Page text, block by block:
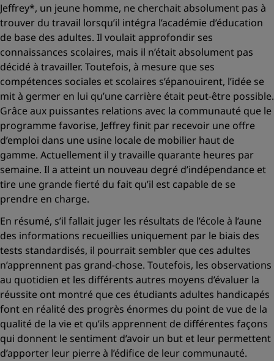
Jeffrey*, un jeune homme, ne cherchait absolument pas à
trouver du travail lorsqu’il intégra l’académie d’éducation
de base des adultes. Il voulait approfondir ses
connaissances scolaires, mais il n’était absolument pas
décidé à travailler. Toutefois, à mesure que ses
compétences sociales et scolaires s’épanouirent, l’idée se
mit à germer en lui qu’une carrière était peut-être possible.
Grâce aux puissantes relations avec la communauté que le
programme favorise, Jeffrey finit par recevoir une offre
d’emploi dans une usine locale de mobilier haut de
gamme. Actuellement il y travaille quarante heures par
semaine. Il a atteint un nouveau degré d’indépendance et
tire une grande fierté du fait qu’il est capable de se
prendre en charge.
En résumé, s’il fallait juger les résultats de l’école à l’aune
des informations recueillies uniquement par le biais des
tests standardisés, il pourrait sembler que ces adultes
n’apprennent pas grand-chose. Toutefois, les observations
au quotidien et les différents autres moyens d’évaluer la
réussite ont montré que ces étudiants adultes handicapés
font en réalité des progrès énormes du point de vue de la
qualité de la vie et qu’ils apprennent de différentes façons
qui donnent le sentiment d’avoir un but et leur permettent
d’apporter leur pierre à l’édifice de leur communauté.